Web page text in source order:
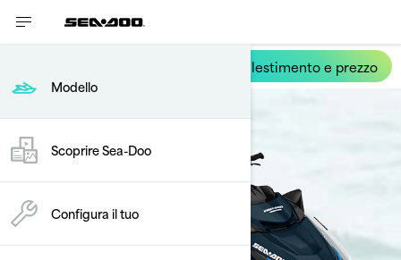
Modello
Scoprire Sea-Doo
Configura il tuo
Allestimento e prezzo